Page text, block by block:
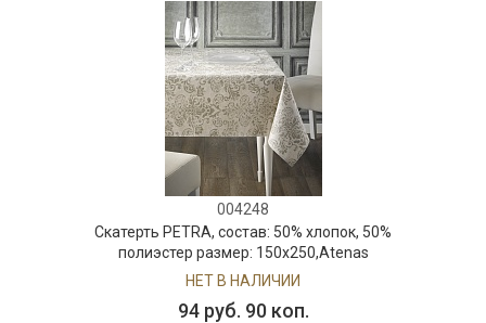
004248
Скатерть PETRA, состав: 50% хлопок, 50%
полиэстер размер: 150х250,Atenas
НЕТ В НАЛИЧИИ
94 руб. 90 коп.